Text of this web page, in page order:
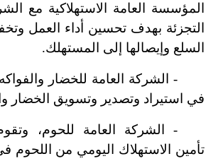
المؤسسة العامة الاستهلاكية مع
التجزئة بهدف تحسين أداء العمل
السلع وإيصالها إلى المستهلك.
-الشركة العامة للخضار
في استيراد وتصدير وتسويق الخضار
-الشركة العامة للحوم،
تأمين الاستهلاك اليومي من اللحوم